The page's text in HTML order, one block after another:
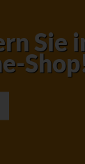
Sie